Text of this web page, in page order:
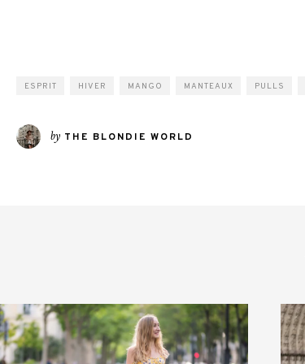
ESPRIT HIVER MANGO MANTEAUX PULLS
by THE BLONDIE WORLD